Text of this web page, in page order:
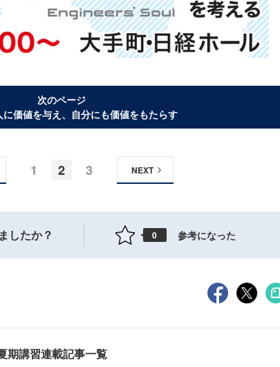
次のページ
価値を与え、自分にも価値をもたらす
1 2 3 NEXT
したか？ 0 参考になった
期講習連載記事一覧